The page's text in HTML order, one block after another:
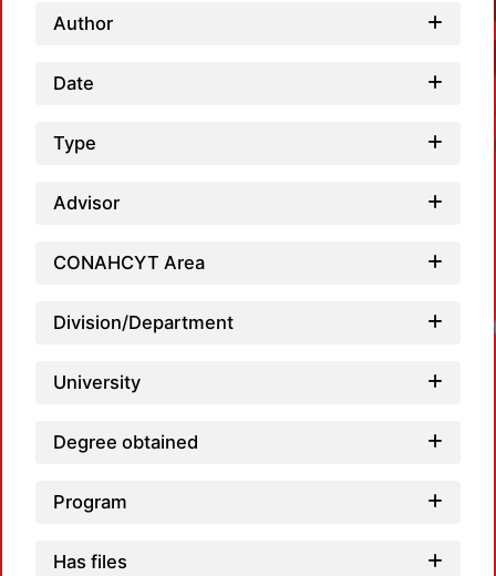
Author
Date
Type
Advisor
CONAHCYT Area
Division/Department
University
Degree obtained
Program
Has files